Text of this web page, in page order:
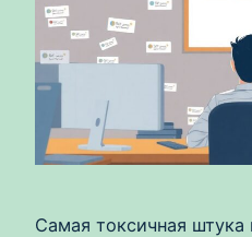
Самая токсичная